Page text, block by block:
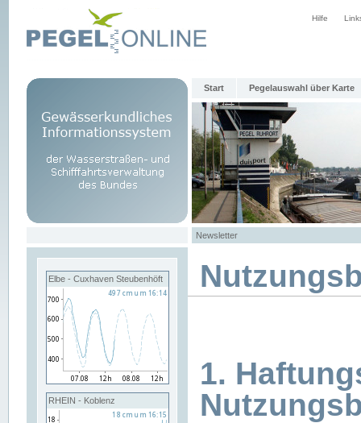
Hilfe
Start Pegelauswahl über Karte
Newsletter
Elbe - Cuxhaven Steubenhöft
RHEIN - Koblenz
1.